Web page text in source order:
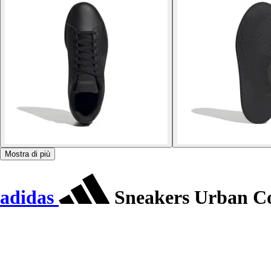
Mostra di più
adidas Sneakers Urban